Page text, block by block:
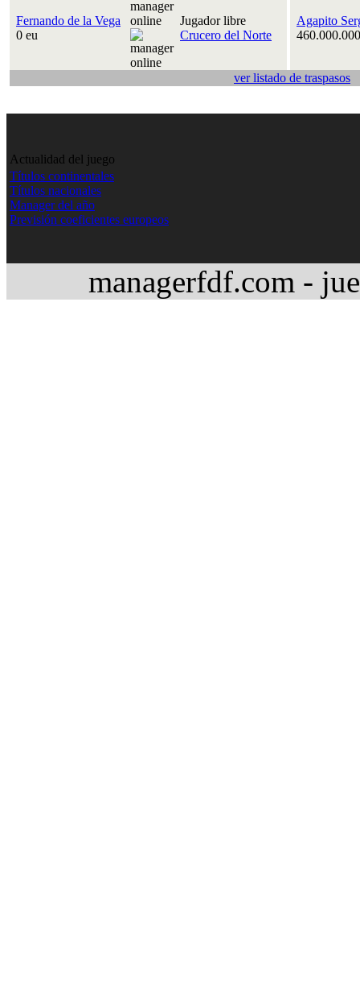
Fernando de la Vega
0 eu
Jugador libre
Crucero del Norte
Agapito
ver listado de traspasos
Actualidad del juego
Títulos continentales
Títulos nacionales
Manager del año
Previsión coeficientes europeos
managerfdf.com -